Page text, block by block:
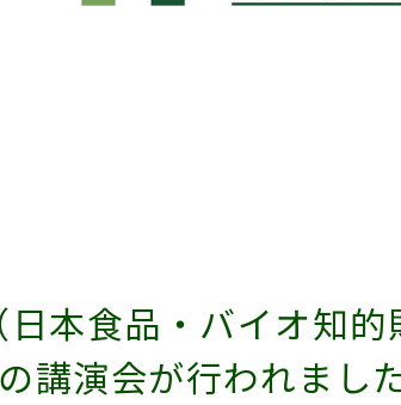
日本食品・バイオ知
講演会が行われまし